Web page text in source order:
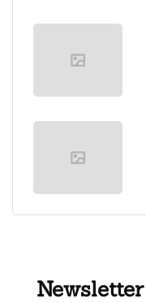
Newsletter